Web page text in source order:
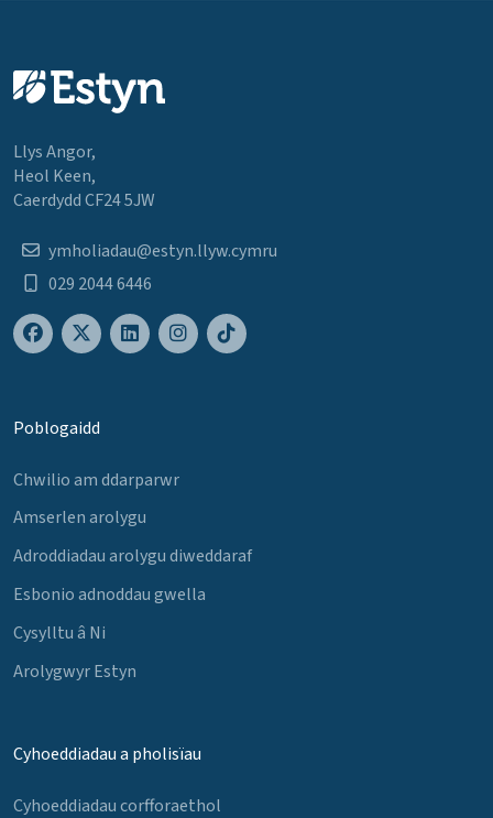
Llys Angor,
Heol Keen,
Caerdydd CF24 5JW
ymholiadau@estyn.llyw.cymru
029 2044 6446
Poblogaidd
Chwilio am ddarparwr
Amserlen arolygu
Adroddiadau arolygu diweddaraf
Esbonio adnoddau gwella
Cysylltu â Ni
Arolygwyr Estyn
Cyhoeddiadau a pholisïau
Cyhoeddiadau corfforaethol